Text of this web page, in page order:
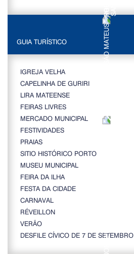
GUIA TURÍSTICO
IGREJA VELHA
CAPELINHA DE GURIRI
LIRA MATEENSE
FEIRAS LIVRES
MERCADO MUNICIPAL
FESTIVIDADES
PRAIAS
SITIO HISTÓRICO PORTO
MUSEU MUNICIPAL
FEIRA DA ILHA
FESTA DA CIDADE
CARNAVAL
RÉVEILLON
VERÃO
DESFILE CÍVICO DE 7 DE SETEMBRO